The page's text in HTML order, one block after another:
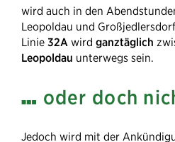
wird auch in den
Leopoldau und
Linie 32A wird ganztäglich
Leopoldau unterwegs sein.
… oder doch
Jedoch wird mit der